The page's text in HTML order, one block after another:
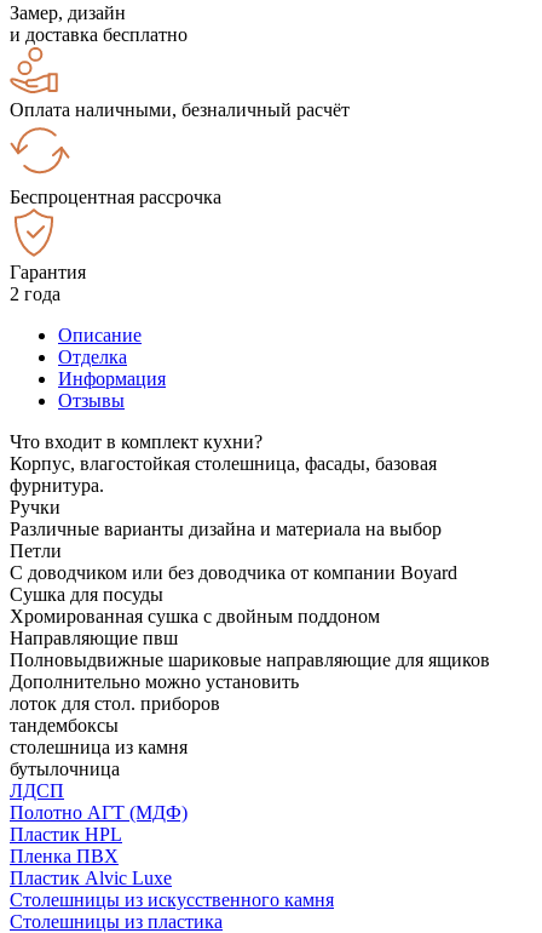
Замер, дизайн
и доставка бесплатно
Оплата наличными, безналичный расчёт
Беспроцентная рассрочка
Гарантия
2 года
Описание
Отделка
Информация
Отзывы
Что входит в комплект кухни?
Корпус, влагостойкая столешница, фасады, базовая
фурнитура.
Ручки
Различные варианты дизайна и материала на выбор
Петли
С доводчиком или без доводчика от компании Boyard
Сушка для посуды
Хромированная сушка с двойным поддоном
Направляющие пвш
Полновыдвижные шариковые направляющие для ящиков
Дополнительно можно установить
лоток для стол. приборов
тандембоксы
столешница из камня
бутылочница
ЛДСП
Полотно АГТ (МДФ)
Пластик HPL
Пленка ПВХ
Пластик Alvic Luxe
Столешницы из искусственного камня
Столешницы из пластика